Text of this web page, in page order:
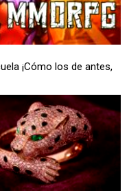
¡Cómo los de antes,